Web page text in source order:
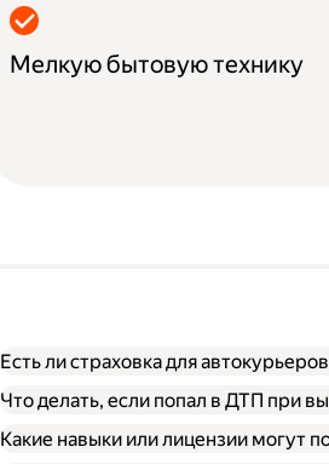
Мелкую бытовую технику
Есть ли страховка для
Что делать, если попал в ДТП при
Какие навыки или лицензии могут